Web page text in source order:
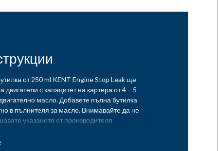
от 250 ml KENT Engine Stop Leak ще
двигатели с капацитет на картера от 4 – 5
масло. Добавете пълна бутилка
в пълнителя за масло. Внимавайте да не
указаното от производителя
ниво на маслото. Пуснете двигателя
Може да отнеме няколкостотин